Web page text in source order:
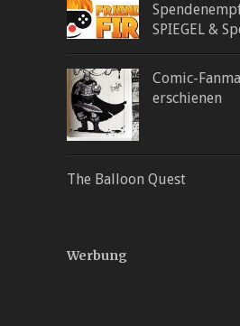
SPIEGEL &
Comic-
erschienen
The Balloon Quest
Werbung